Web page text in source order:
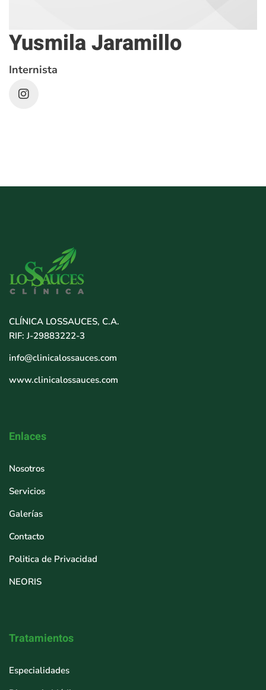
Yusmila Jaramillo
Internista
CLÍNICA LOSSAUCES, C.A.
RIF: J-29883222-3
info@clinicalossauces.com
www.clinicalossauces.com
Enlaces
Nosotros
Servicios
Galerías
Contacto
Politica de Privacidad
NEORIS
Tratamientos
Especialidades